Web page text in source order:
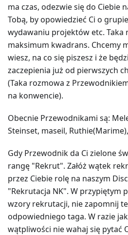
ma czas, odezwie się do Ciebie
Tobą, by opowiedzieć Ci o
wydawaniu projektów etc. Taka
maksimum kwadrans. Chcemy
wiesz, na co się piszesz i że
zaczepienia już od pierwszych
(Taka rozmowa z
na konwencie).
Obecnie Przewodnikami są:
Steinset, maseil,
Gdy Przewodnik da Ci zielone
rangę "Rekrut". Załóż wątek
przez Ciebie rolę na naszym
"Rekrutacja NK". W przypiętym
wzory rekrutacji, nie zapomnij
odpowiedniego taga. W razie
wątpliwości nie wahaj się pytać